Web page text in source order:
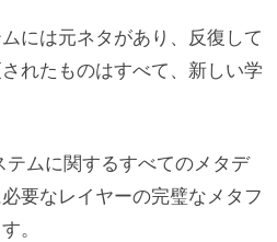
には元ネタがあり、反復して
れたものはすべて、新しい学
テムに関するすべてのメタデ
要なレイヤーの完璧なメタフ
。